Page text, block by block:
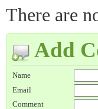
There are
Add
Name
Email
Comment